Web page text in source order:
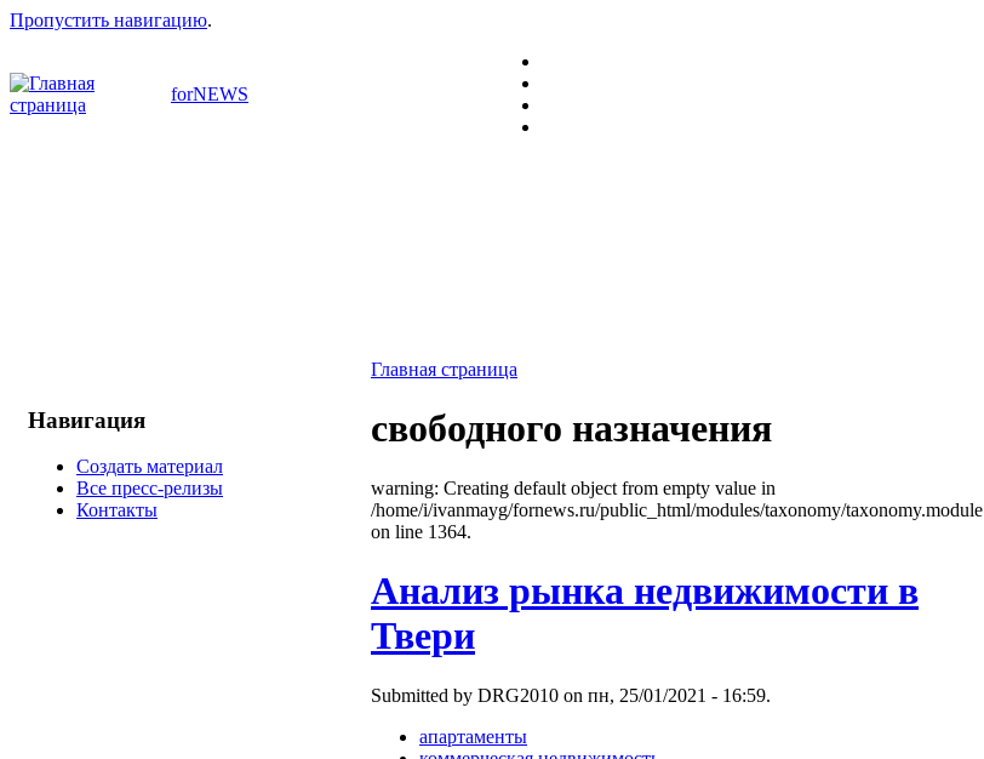
Пропустить навигацию.
forNEWS
Навигация
Создать материал
Все пресс-релизы
Контакты
Главная страница
свободного назначения
warning: Creating default object from empty value in
/home/i/ivanmayg/fornews.ru/public_html/modules/taxonomy/taxonomy.module
on line 1364.
Анализ рынка недвижимости в
Твери
Submitted by DRG2010 on пн, 25/01/2021 - 16:59.
апартаменты